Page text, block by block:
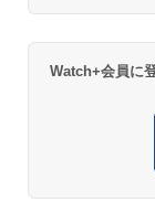
Watch+会員に